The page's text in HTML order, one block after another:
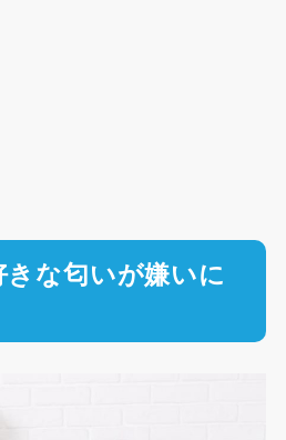
な匂いが嫌いに